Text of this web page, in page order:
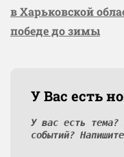
в Харьковской
победе до зимы
У Вас есть
У вас есть тема?
событий?